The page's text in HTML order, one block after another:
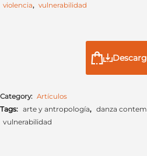
violencia, vulnerabilidad
Category: Artículos
Tags: arte y antropología, danza
vulnerabilidad